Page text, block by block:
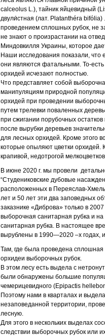
calceolus L.), тайник яйцевидный
двули́стная (лат. Platanthéra
проведением сплошных рубок, не
не знают о произрастании на
Миндовкилля Украины, которое
Наши исследования показали, что
они являются фатальными. То-
орхидей исчезают полностью.
Что представляет собой
манипуляциям природной
орхидей при проведении
путем трелевки поваленных
при сжигании порубочных
после вырубки деревьев
для лесных орхидей. Кроме этого
которые опыляют цветки орхидей.
крапивой, недотрогой
В июне 2020 г. мы провели
“Студениковские дубовые
расположенных в Переяслав-
лет и 50 лет эти два заповедных
заказнике «Диброва» только в
выборочная санитарная рубка и
санитарная рубка. В настоящее
вырублены в 1990—2020 –х годах,
Там, где была проведена
орхидеи выборочных рубок.
В этом лесу есть выдела с
были обнаружены большие
чемерицевидного (Epipactis
Поэтому нами в кварталах и
незаповеданной территории,
лесную.
Для этого в нескольких выделах
следствии выборочных рубок или